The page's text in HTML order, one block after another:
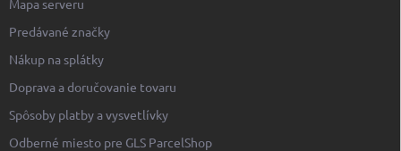
Mapa serveru
Predávané značky
Nákup na splátky
Doprava a doručovanie tovaru
Spôsoby platby a vysvetlívky
Odberné miesto pre GLS ParcelShop